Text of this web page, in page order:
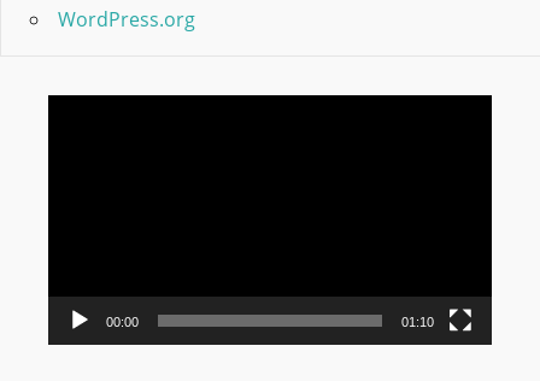
WordPress.org
00:00 01:10